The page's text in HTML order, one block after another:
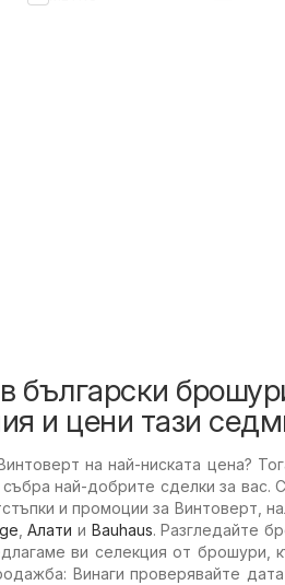
български
и цени тази
на най-ниската цена?
събра най-добрите сделки за вас.
и промоции за Винтоверт,
,Алати и Bauhaus. Разгледайте
ви селекция от
Винаги проверявайте